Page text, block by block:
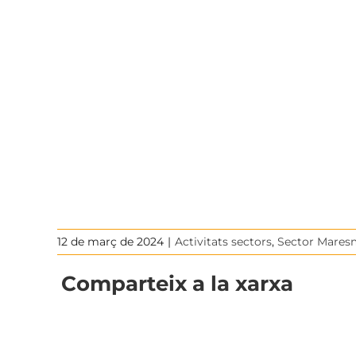
12 de març de 2024 | Activitats sectors, Sector
Comparteix a la xarxa